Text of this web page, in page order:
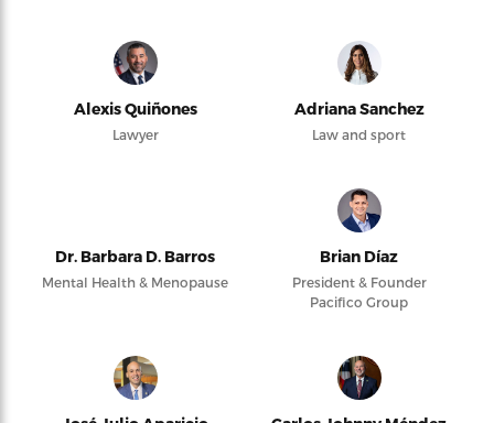
Alexis Quiñones
Lawyer
Adriana Sanchez
Law and sport
Dr. Barbara D. Barros
Mental Health & Menopause
Brian Díaz
President & Founder
Pacifico Group